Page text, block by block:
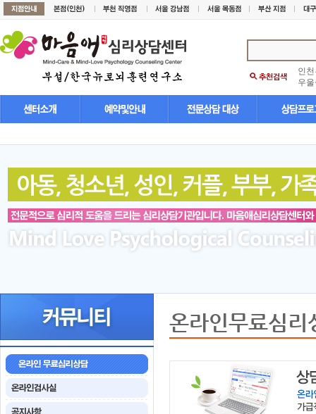
인
우
온라인무료심리